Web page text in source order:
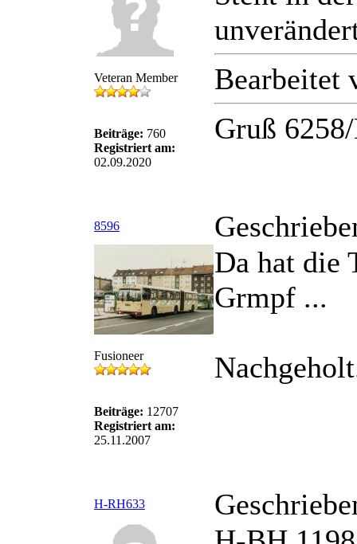
Veteran Member
Beiträge: 760
Registriert am:
02.09.2020
Bearbeitet
Gruß
8596
Fusioneer
Beiträge: 12707
Registriert am:
25.11.2007
Da hat die
Grmpf ...
H-RH633